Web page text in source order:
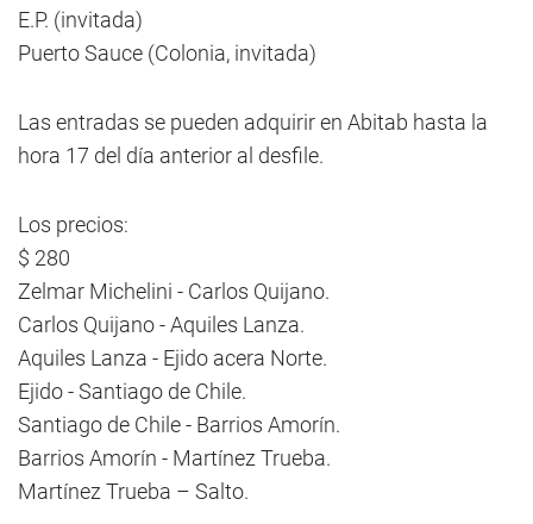
E.P. (invitada)
Puerto Sauce (Colonia, invitada)
Las entradas se pueden adquirir en Abitab hasta la
hora 17 del día anterior al desfile.
Los precios:
$ 280
Zelmar Michelini - Carlos Quijano.
Carlos Quijano - Aquiles Lanza.
Aquiles Lanza - Ejido acera Norte.
Ejido - Santiago de Chile.
Santiago de Chile - Barrios Amorín.
Barrios Amorín - Martínez Trueba.
Martínez Trueba – Salto.